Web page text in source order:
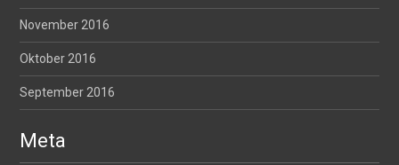
November 2016
Oktober 2016
September 2016
Meta